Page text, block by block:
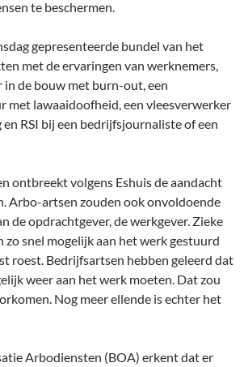
te beschermen.
gepresenteerde bundel van het
met de ervaringen van werknemers,
in de bouw met burn-out, een
met lawaaidoofheid, een vleesverwerker
RSI bij een bedrijfsjournaliste of een
ontbreekt volgens Eshuis de aandacht
Arbo-artsen zouden ook onvoldoende
de opdrachtgever, de werkgever. Zieke
snel mogelijk aan het werk gestuurd
roest. Bedrijfsartsen hebben geleerd dat
weer aan het werk moeten. Dat zou
Nog meer ellende is echter het
Arbodiensten (BOA) erkent dat er